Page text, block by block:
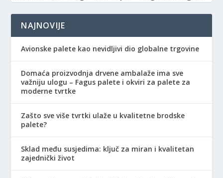
NAJNOVIJE
Avionske palete kao nevidljivi dio globalne trgovine
Domaća proizvodnja drvene ambalaže ima sve
važniju ulogu – Fagus palete i okviri za palete za
moderne tvrtke
Zašto sve više tvrtki ulaže u kvalitetne brodske
palete?
Sklad među susjedima: ključ za miran i kvalitetan
zajednički život